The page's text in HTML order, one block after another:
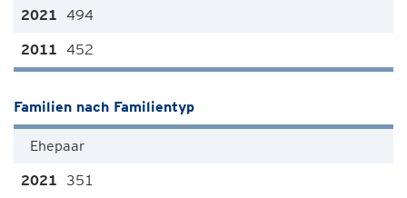
494
452
Familien nach Familientyp
Ehepaar
351